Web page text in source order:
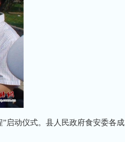
启动仪式。县人民政府食安委各成